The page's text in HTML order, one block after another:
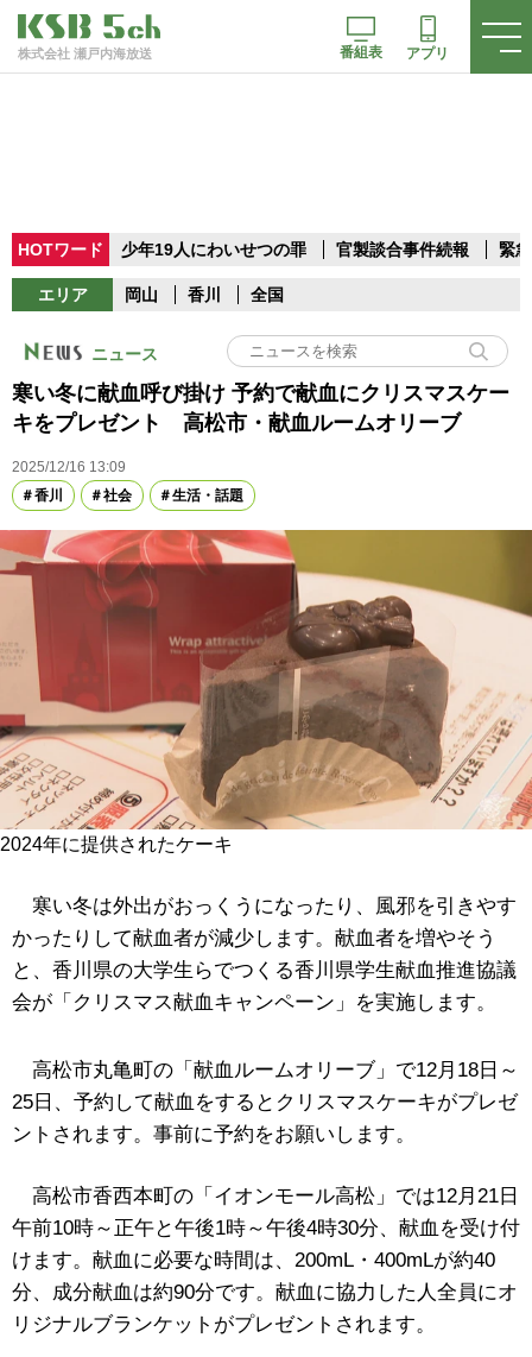
株式会社 瀬戸内海放送 番組表 アプリ
HOTワード 少年19人にわいせつの罪 官製談合事件続報 緊
エリア 岡山 香川 全国
ニュース
寒い冬に献血呼び掛け 予約で献血にクリスマスケー
キをプレゼント 高松市・献血ルームオリーブ
2025/12/16 13:09
香川
社会 生活・話題
2024年に提供されたケーキ
寒い冬は外出がおっくうになったり、風邪を引きやす
かったりして献血者が減少します。献血者を増やそう
と、香川県の大学生らでつくる香川県学生献血推進協議
会が「クリスマス献血キャンペーン」を実施します。
高松市丸亀町の「献血ルームオリーブ」で12月 18 日～
25 日、予約して献血をするとクリスマスケーキがプレゼ
ントされます。事前に予約をお願いします。
高松市香西本町の「イオンモール高松」では12月21日
午前10時～正午と午後1時～午後4時30分、献血を受け付
けます。献血に必要な時間は、200mL・400mLが約40
分、成分献血は約90分です。献血に協力した人全員にオ
リジナルブランケットがプレゼントされます。